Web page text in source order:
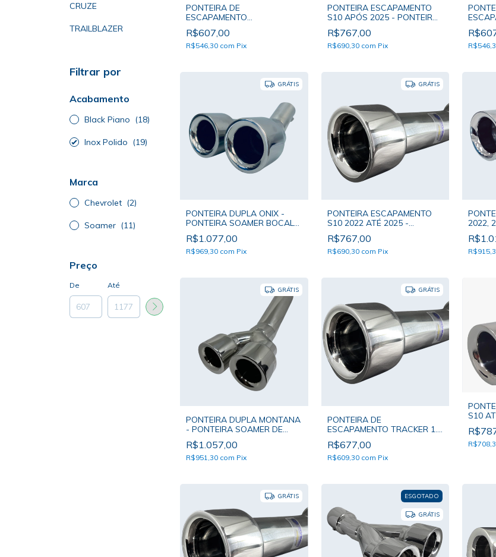
CRUZE
TRAILBLAZER
Filtrar por
Acabamento
Black Piano (18)
Inox Polido (19)
Marca
Chevrolet (2)
Soamer (11)
Preço
De Até
PONTEIRA DE
ESCAPAMENTO
TRAILBLAZER - PONTEIRA
SOAMER BOCAL ÚNICO
R$607,00
R$546,30 com Pix
PONTEIRA ESCAPAMENTO
S10 APÓS 2025 - PONTEIRA
SOAMER BOCAL ÚNICO
R$767,00
R$690,30 com Pix
ÚNICO
GRÁTIS
PONTEIRA DUPLA ONIX -
PONTEIRA SOAMER BOCAL
DUPLO
R$1.077,00
R$969,30 com Pix
GRÁTIS
PONTEIRA ESCAPAMENTO
S10 2022 ATÉ 2025 -
PONTEIRA SOAMER BOCAL
ÚNICO
R$767,00
R$690,30 com Pix
2022,
DUPLO
GRÁTIS
PONTEIRA DUPLA MONTANA
- PONTEIRA SOAMER DE
BOCAL DUPLO
R$1.057,00
R$951,30 com Pix
GRÁTIS
PONTEIRA DE
ESCAPAMENTO TRACKER 1.0
TURBO - PONTEIRA SOAMER
DE BOCAL ÚNICO
R$677,00
R$609,30 com Pix
S10
GRÁTIS ESGOTADO
GRÁTIS